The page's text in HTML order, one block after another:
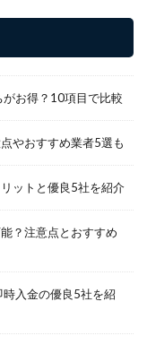
お得？10項目で比較
やおすすめ業者5選も
ットと優良5社を紹介
？注意点とおすすめ
入金の優良5社を紹